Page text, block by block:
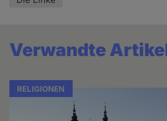
Verwandte
RELIGIONEN